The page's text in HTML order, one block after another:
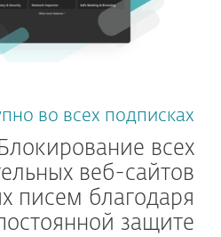
во всех подписках
Блокирование всех
веб-сайтов
писем благодаря
защите